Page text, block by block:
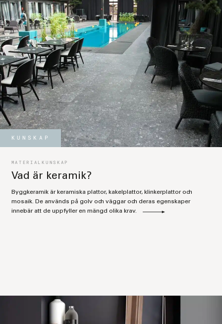
KUNSKAP
MATERIALKUNSKAP
Vad är keramik?
Byggkeramik är keramiska plattor, kakelplattor, klinkerplattor och
mosaik. De används på golv och väggar och deras egenskaper
innebär att de uppfyller en mängd olika krav.